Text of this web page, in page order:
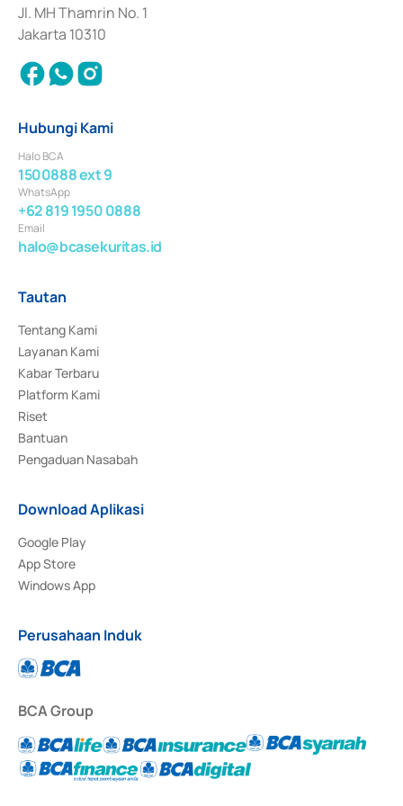
Jl. MH Thamrin No. 1
Jakarta 10310
Hubungi Kami
Halo BCA
1500888 ext 9
WhatsApp
+62 819 1950 0888
Email
halo@bcasekuritas.id
Tautan
Tentang Kami
Layanan Kami
Kabar Terbaru
Platform Kami
Riset
Bantuan
Pengaduan Nasabah
Download Aplikasi
Google Play
App Store
Windows App
Perusahaan Induk
BCA Group